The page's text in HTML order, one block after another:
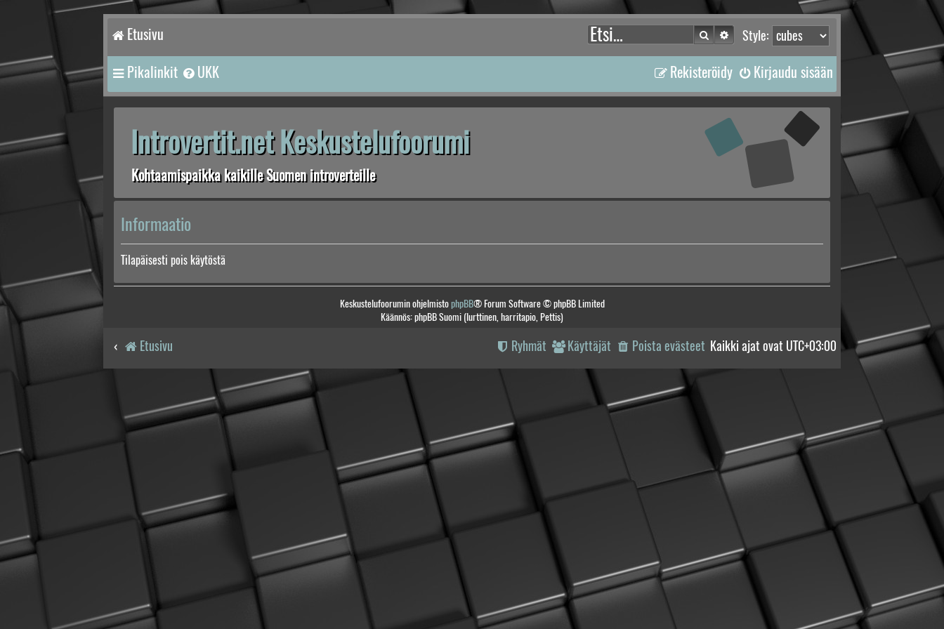
Etusivu Style:
Etsi Tarkennettu haku
Pikalinkit UKK Kirjaudu sisään
Rekisteröidy
Introvertit.net Keskustelufoorumi
Kohtaamispaikka kaikille Suomen introverteille
Informaatio
Tilapäisesti pois käytöstä
Keskustelufoorumin ohjelmistophpBB® Forum Software © phpBB Limited
Käännös: phpBB Suomi (lurttinen, harritapio, Pettis)
Etusivu Kaikki ajat ovat UTC+03:00
Poista evästeet
Käyttäjät
Ryhmät